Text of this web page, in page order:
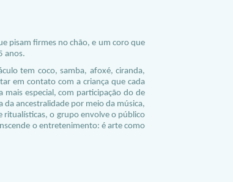
pisam firmes no chão, e um coro que
anos.
tem coco, samba, afoxé, ciranda,
em contato com a criança que cada
especial, com participação do de
ancestralidade por meio da música,
ritualísticas, o grupo envolve o público
o entretenimento: é arte como